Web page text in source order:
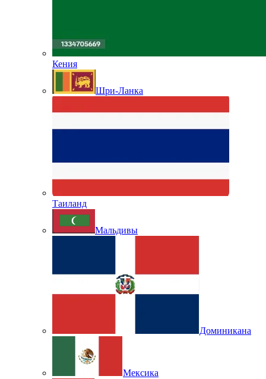
Кения
Шри-Ланка
Таиланд
Мальдивы
Доминикана
Мексика